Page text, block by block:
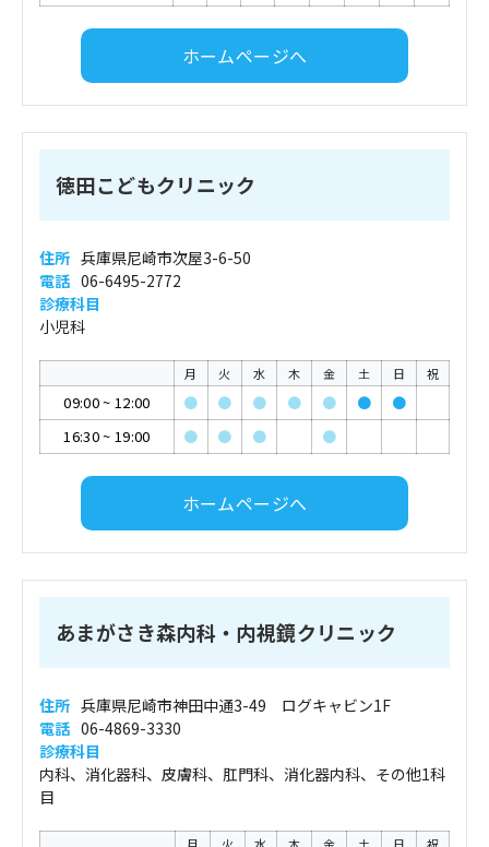
ホームページへ
徳田こどもクリニック
住所 兵庫県尼崎市次屋3-6-50
電話 06-6495-2772
診療科目
小児科
月 火 水 木 金 土 日 祝
09:00~ 12:00 ● ● ● ● ● ●
●
16:30~ 19:00 ● ● ● ●
ホームページへ
あまがさき森内科・内視鏡クリニック
住所 兵庫県尼崎市神田中通3-49 ログキャビン1F
電話 06-4869-3330
診療科目
内科、消化器科、皮膚科、肛門科、消化器内科、その他1科
目